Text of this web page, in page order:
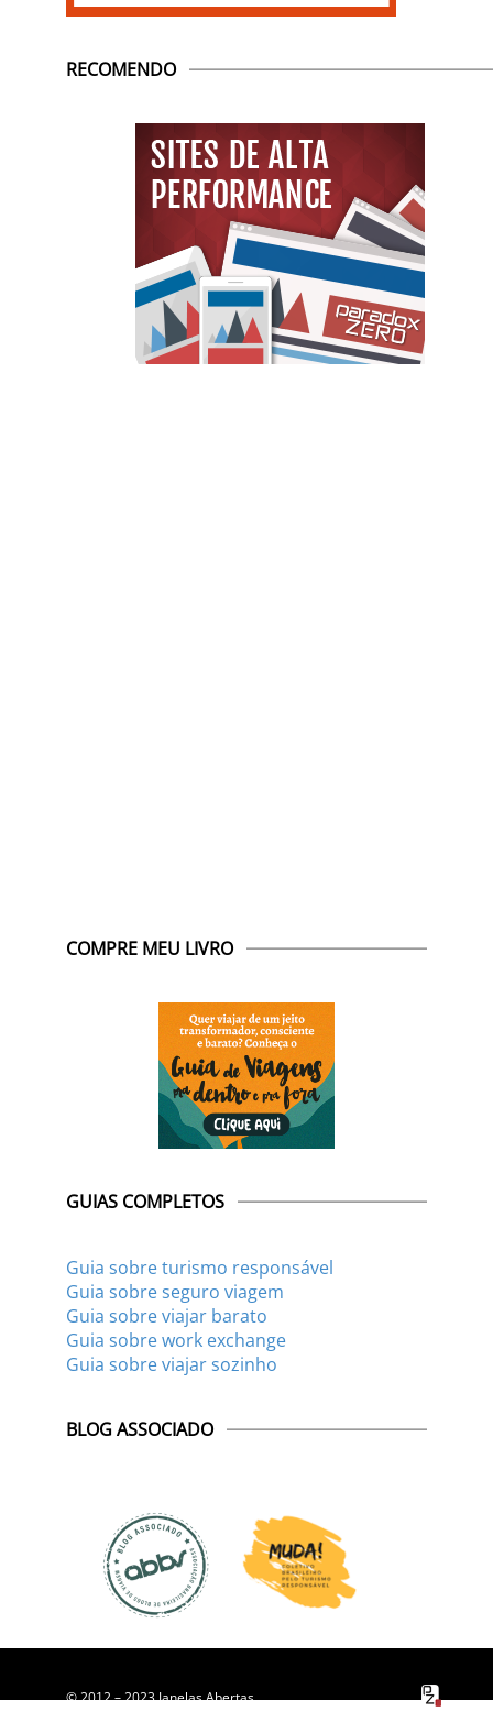
RECOMENDO
COMPRE MEU LIVRO
GUIAS COMPLETOS
Guia sobre turismo responsável
Guia sobre seguro viagem
Guia sobre viajar barato
Guia sobre work exchange
Guia sobre viajar sozinho
BLOG ASSOCIADO
© 2012 – 2023 Janelas Abertas